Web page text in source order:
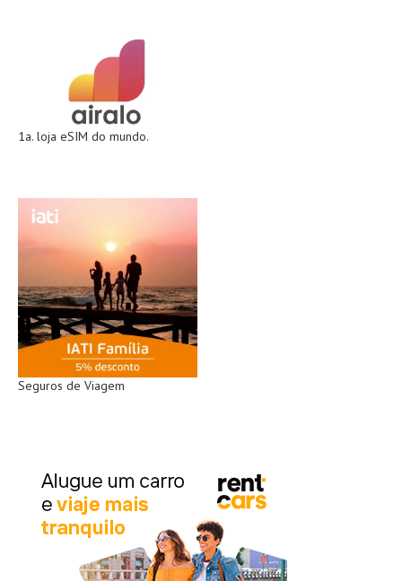
1a. loja eSIM do mundo.
Seguros de Viagem